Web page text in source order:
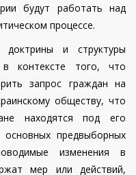
будут работать над
процессе.
и структуры
контексте того, что
запрос граждан на
обществу, что
находятся под его
предвыборных
изменения в
мер или действий,